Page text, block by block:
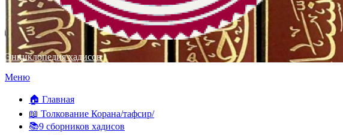
Энциклопедия хадисов
Перейти
содержимому
Меню
🏠 Главная
📖 Толкование Корана/тафсир/
📚9 сборников хадисов